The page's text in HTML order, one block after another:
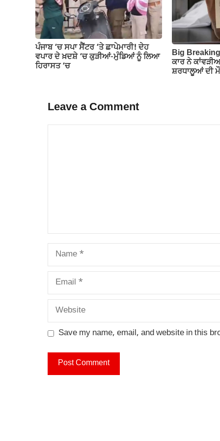
ਪੰਜਾਬ ‘ਚ ਸਪਾ ਸੈਂਟਰ ‘ਤੇ ਛਾਪੇਮਾਰੀ! ਦੇਹ
ਵਪਾਰ ਦੇ ਖ਼ਦਸ਼ੇ ‘ਚ ਕੁੜੀਆਂ-ਮੁੰਡਿਆਂ ਨੂੰ ਲਿਆ
ਹਿਰਾਸਤ ‘ਚ
Big
ਕਾਰ ਨੇ
ਸ਼ਰਧਾਲੂਆਂ ਦੀ
Leave a Comment
Name
Email
Website
Save my name, email, and website in this